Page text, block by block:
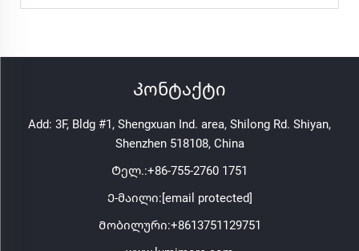
Კონტაქტი
Add: 3F, Bldg #1, Shengxuan Ind. area, Shilong Rd. Shiyan,
Shenzhen 518108, China
Ტელ.:+86-755-2760 1751
Ე-მაილი:[email protected]
Მობილური:+8613751129751